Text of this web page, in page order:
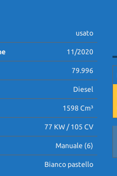
usato
11/2020
79.996
Diesel
1598 Cm³
77 KW / 105 CV
Manuale (6)
Bianco pastello